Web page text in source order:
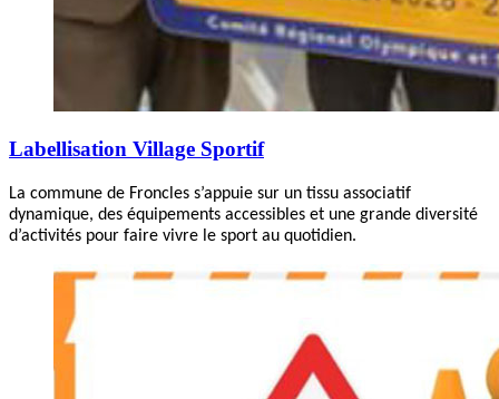
Labellisation Village Sportif
La commune de Froncles s’appuie sur un tissu associatif
dynamique, des équipements accessibles et une grande diversité
d’activités pour faire vivre le sport au quotidien.